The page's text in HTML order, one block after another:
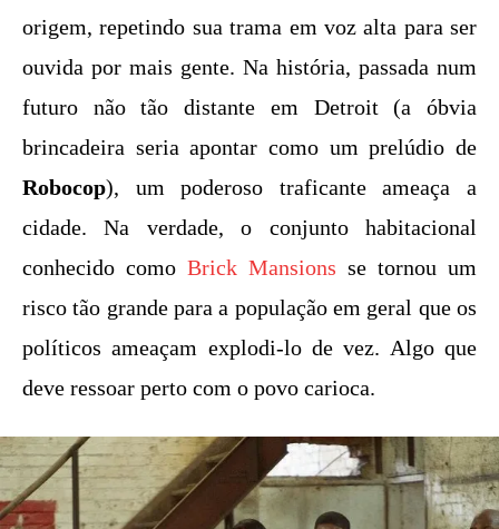
origem, repetindo sua trama em voz alta para ser
ouvida por mais gente. Na história, passada num
futuro não tão distante em Detroit (a óbvia
brincadeira seria apontar como um prelúdio de
Robocop), um poderoso traficante ameaça a
cidade. Na verdade, o conjunto habitacional
conhecido como Brick Mansions se tornou um
risco tão grande para a população em geral que os
políticos ameaçam explodi-lo de vez. Algo que
deve ressoar perto com o povo carioca.